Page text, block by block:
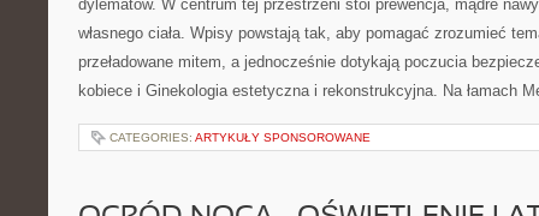
dylematów. W centrum tej przestrzeni stoi prewencja, mądre
własnego ciała. Wpisy powstają tak, aby pomagać zrozumieć
przeładowane mitem, a jednocześnie dotykają poczucia
kobiece i Ginekologia estetyczna i rekonstrukcyjna. Na łamach
CATEGORIES: ARTYKUŁY SPONSOROWANE